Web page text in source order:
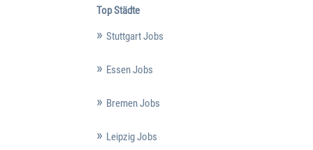
Top Städte
Stuttgart Jobs
Essen Jobs
Bremen Jobs
Leipzig Jobs